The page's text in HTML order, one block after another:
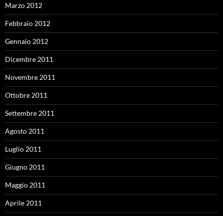
Marzo 2012
Febbraio 2012
Gennaio 2012
Dicembre 2011
Novembre 2011
Ottobre 2011
Settembre 2011
Agosto 2011
Luglio 2011
Giugno 2011
Maggio 2011
Aprile 2011